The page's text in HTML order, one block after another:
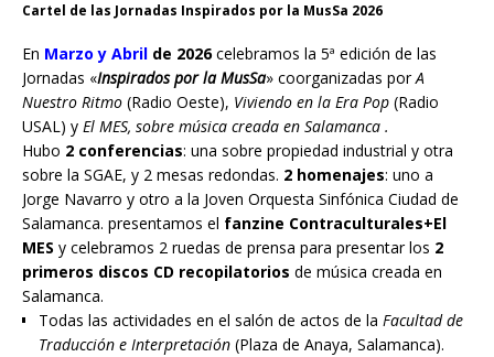
Cartel de las Jornadas Inspirados por la MusSa 2026
En Marzo y Abril de 2026celebramos la 5ª edición de las
Jornadas «Inspirados por la MusSa» coorganizadas porA
Nuestro Ritmo (Radio Oeste), Viviendo en la Era Pop (Radio
USAL) y El MES, sobre música creada en Salamanca .
Hubo 2 conferencias: una sobre propiedad industrial y otra
sobre la SGAE, y 2 mesas redondas. 2 homenajes: uno a
Jorge Navarro y otro a la Joven Orquesta Sinfónica Ciudad de
Salamanca. presentamos el fanzine Contraculturales+El
MES y celebramos 2 ruedas de prensa para presentar los 2
primeros discos CD recopilatorios de música creada en
Salamanca.
Todas las actividades en el salón de actos de la Facultad de
Traducción e Interpretación (Plaza de Anaya, Salamanca).